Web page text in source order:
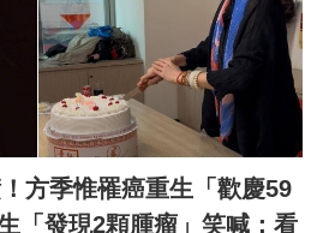
方季惟罹癌重生「歡慶59
「發現2顆腫瘤」笑喊：看